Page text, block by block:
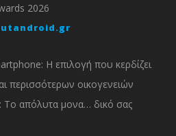
2026
Η επιλογή που κερδίζει
περισσότερων οικογενειών
Το απόλυτα μονα… δικό σας